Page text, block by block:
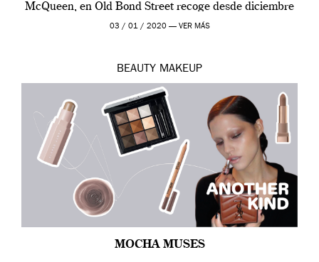
McQueen, en Old Bond Street recoge desde diciembre
de 2019 hasta final de abril […]
03 / 01 / 2020 — VER MÁS
BEAUTY MAKEUP
MOCHA MUSES